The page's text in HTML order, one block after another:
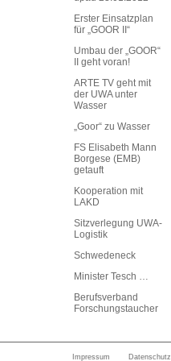
Erster Einsatzplan
für „GOOR II“
Umbau der „GOOR“
II geht voran!
ARTE TV geht mit
der UWA unter
Wasser
„Goor“ zu Wasser
FS Elisabeth Mann
Borgese (EMB)
getauft
Kooperation mit
LAKD
Sitzverlegung UWA-
Logistik
Schwedeneck
Minister Tesch …
Berufsverband
Forschungstaucher
Impressum Datenschutz